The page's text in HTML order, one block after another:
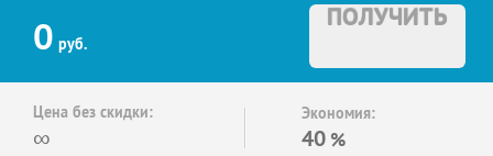
0 руб.
ПОЛУЧИТЬ
Цена без скидки:
∞
Экономия:
40 %